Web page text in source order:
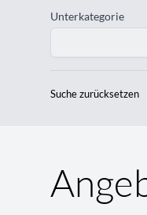
Unterkategorie
Suche zurücksetzen